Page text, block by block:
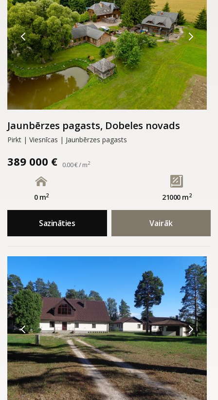
Jaunbērzes pagasts, Dobeles novads
Pirkt | Viesnīcas | Jaunbērzes pagasts
389 000 € 0.00 € / m2
0 m2 21000 m2
Sazināties Vairāk